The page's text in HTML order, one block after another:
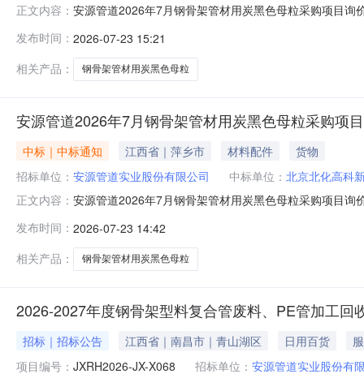
正文内容： 安源管道2026年7月钢骨架管材用炭黑色母粒采购项目
发布时间： 2026-07-23 15:21
相关产品：
钢骨架管材用炭黑色母粒
安源管道2026年7月钢骨架管材用炭黑色母粒采购项
中标｜中标通知 江西省｜萍乡市 材料配件
货物
招标单位： 安源管道实业股份有限公司 中标单位： 北京北化高科
正文内容： 安源管道2026年7月钢骨架管材用炭黑色母粒采购项目
利害关系人对评标结果有异议的，应当根据有关法律法
66651232026年7月2
发布时间： 2026-07-23 14:42
相关产品：
钢骨架管材用炭黑色母粒
2026-2027年度钢骨架型料复合管废料、PE管加工回
招标｜招标公告 江西省｜南昌市｜青山湖区 日用百货
项目编号： JXRH2026-JX-X068 招标单位： 安源管道实业股份有